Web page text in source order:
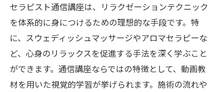
かすコツ
セラピスト通信講座を通じた持続可能な
成長の道
セラピスト通信講座は、リラクゼーションテクニック
を体系的に身につけるための理想的な手段です。特
に、スウェディッシュマッサージやアロマセラピーな
ど、心身のリラックスを促進する手法を深く学ぶこと
ができます。通信講座ならではの特徴として、動画教
材を用いた視覚的学習が挙げられます。施術の流れや